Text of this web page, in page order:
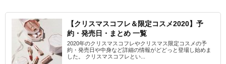
【クリスマスコフレ＆限定コスメ2020】予
約・発売日・まとめ 一覧
2020年のクリスマスコフレやクリスマス限定コスメの予
約・発売日や中身など詳細の情報がどどっと登場し始めま
した。 クリスマスコフレとい...